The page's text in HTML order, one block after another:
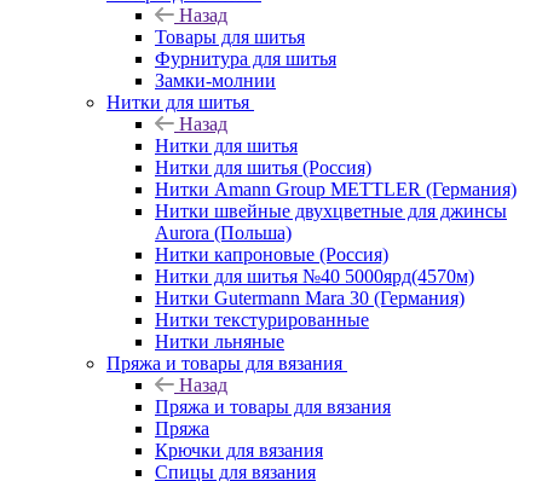
Назад
Товары для шитья
Фурнитура для шитья
Замки-молнии
Нитки для шитья
Назад
Нитки для шитья
Нитки для шитья (Россия)
Нитки Amann Group METTLER (Германия)
Нитки швейные двухцветные для джинсы
Aurora (Польша)
Нитки капроновые (Россия)
Нитки для шитья №40 5000ярд(4570м)
Нитки Gutermann Mara 30 (Германия)
Нитки текстурированные
Нитки льняные
Пряжа и товары для вязания
Назад
Пряжа и товары для вязания
Пряжа
Крючки для вязания
Спицы для вязания